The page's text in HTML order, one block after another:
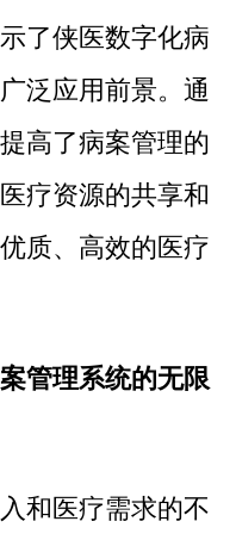
了侠医数字化病
泛应用前景。通
高了病案管理的
疗资源的共享和
质、高效的医疗
管理系统的无限
和医疗需求的不